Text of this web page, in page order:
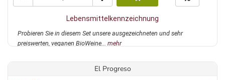
Lebensmittelkennzeichnung
Probieren Sie in diesem Set unsere ausgezeichneten und sehr
preiswerten, veganen BioWeine... mehr
El Progreso